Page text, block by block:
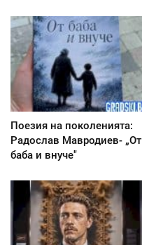
Поезия на поколенията:
Радослав Мавродиев- „От
баба и внуче"